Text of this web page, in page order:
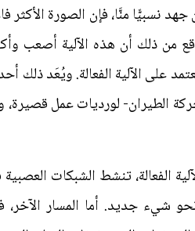
نسبيًّا منَّا، فإن الصورة الأكثر
من ذلك أن هذه الآلية أصعب
على الآلية الفعالة. ويُعَد ذلك
الطيران- لورديات عمل
الفعالة، تنشط الشبكات
شيء جديد. أما المسار